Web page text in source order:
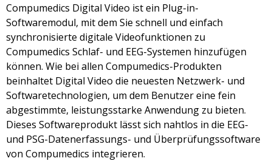
Compumedics Digital Video ist ein Plug-in-
Softwaremodul, mit dem Sie schnell und einfach
synchronisierte digitale Videofunktionen zu
Compumedics Schlaf- und EEG-Systemen hinzufügen
können. Wie bei allen Compumedics-Produkten
beinhaltet Digital Video die neuesten Netzwerk- und
Softwaretechnologien, um dem Benutzer eine fein
abgestimmte, leistungsstarke Anwendung zu bieten.
Dieses Softwareprodukt lässt sich nahtlos in die EEG-
und PSG-Datenerfassungs- und Überprüfungssoftware
von Compumedics integrieren.